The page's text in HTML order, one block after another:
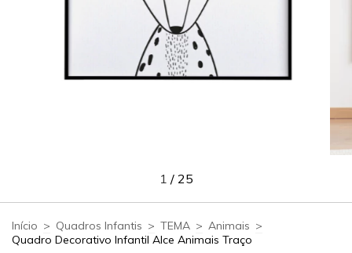
1 / 25
Início > Quadros Infantis > TEMA > Animais >
Quadro Decorativo Infantil Alce Animais Traço